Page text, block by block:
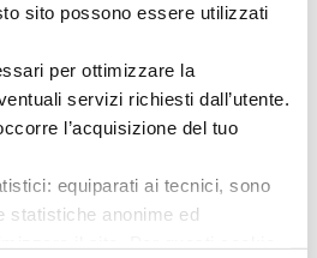
sito possono essere utilizzati
per ottimizzare la
servizi richiesti dall’utente.
l’acquisizione del tuo
equiparati ai tecnici, sono
statistiche anonime ed
13 - 40026 Imola (BO)